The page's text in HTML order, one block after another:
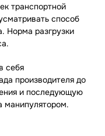
транспортной
способ
Норма разгрузки
себя
производителя до
и последующую
манипулятором.